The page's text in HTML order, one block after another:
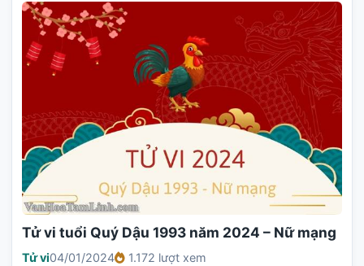
Tử vi tuổi Quý Dậu 1993 năm 2024 – Nữ mạng
Tử vi04/01/2024 1.172 lượt xem